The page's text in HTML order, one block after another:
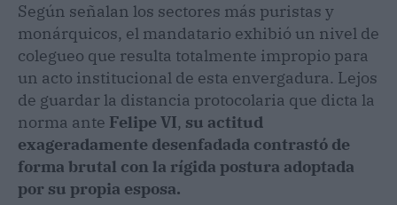
Según señalan los sectores más puristas y
monárquicos, el mandatario exhibió un nivel de
colegueo que resulta totalmente impropio para
un acto institucional de esta envergadura. Lejos
de guardar la distancia protocolaria que dicta la
norma ante Felipe VI, su actitud
exageradamente desenfadada contrastó de
forma brutal con la rígida postura adoptada
por su propia esposa.